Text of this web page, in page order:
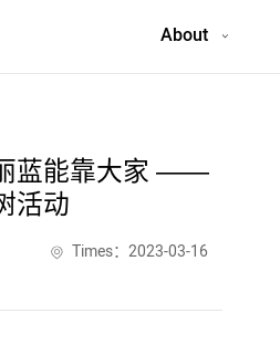
About
蓝能靠大家 ——
活动
Times：2023-03-16